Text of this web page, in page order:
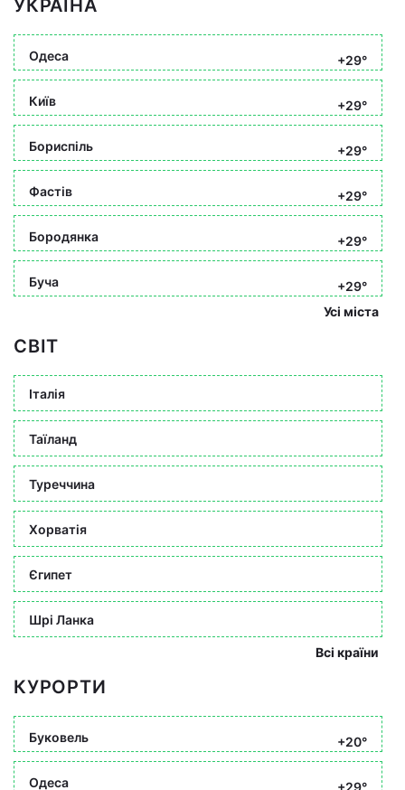
УКРАЇНА
Одеса +29°
Київ +29°
Бориспіль +29°
Фастів +29°
Бородянка +29°
Буча
+29°
Усі міста
СВІТ
Італія
Таїланд
Туреччина
Хорватія
Єгипет
Шрі Ланка
Всі країни
КУРОРТИ
Буковель +20°
Одеса +29°